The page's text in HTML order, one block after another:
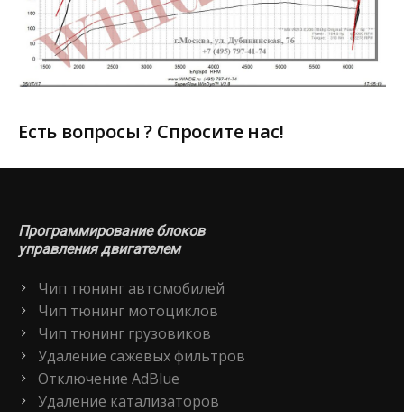
Есть вопросы ? Спросите нас!
Программирование блоков
управления двигателем
Чип тюнинг автомобилей
Чип тюнинг мотоциклов
Чип тюнинг грузовиков
Удаление сажевых фильтров
Отключение AdBlue
Удаление катализаторов